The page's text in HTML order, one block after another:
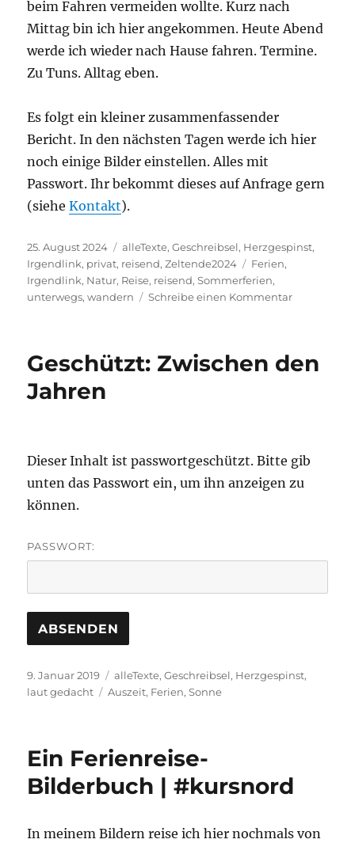
beim Fahren vermeiden wollte. Kurz nach
Mittag bin ich hier angekommen. Heute Abend
werde ich wieder nach Hause fahren. Termine.
Zu Tuns. Alltag eben.
Es folgt ein kleiner zusammenfassender
Bericht. In den nächsten Tagen werde ich hier
noch einige Bilder einstellen. Alles mit
Passwort. Ihr bekommt dieses auf Anfrage gern
(sieheKontakt).
Veröffentlicht
am
25. August 2024 Kategorien
alleTexte,Geschreibsel, Herzgespinst,
Irgendlink, privat, reisend,Zeltende2024 Schlagwörter
Ferien,
Irgendlink, Natur, Reise, reisend,Sommerferien,
unterwegs,wandern Schreibe einen Kommentarzu
ein
Geschützt: Zwischen den
Jahren
Dieser Inhalt ist passwortgeschützt. Bitte gib
unten das Passwort ein, um ihn anzeigen zu
können.
PASSWORT:
Veröffentlicht
am
9. Januar 2019 Kategorien
alleTexte,Geschreibsel, Herzgespinst,
laut gedacht
Schlagwörter
Auszeit, Ferien,Sonne
Ein Ferienreise-
Bilderbuch | #kursnord
In meinem Bildern reise ich hier nochmals von